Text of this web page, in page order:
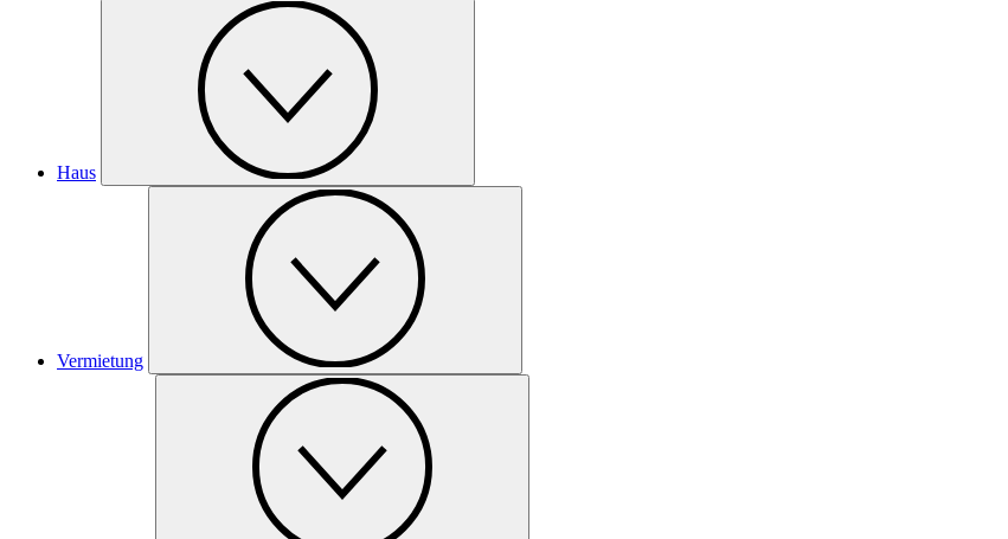
Haus
Vermietung